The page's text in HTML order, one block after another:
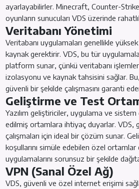
ayarlayabilirler. Minecraft, Counter-
oyunların sunucuları VDS üzerinde
Veritabanı Yönetimi
Veritabanı uygulamaları genellikle
kaynak gerektirir. VDS, bu tür
platform sunar, çünkü veritabanı
izolasyonu ve kaynak tahsisini sağlar. Bu,
güvenli bir şekilde çalışmasını garanti
Geliştirme ve Test
Yazılım geliştiriciler, uygulama ve
edilmiş ortamlara ihtiyaç duyarlar. VDS,
çalışmaları için ideal bir çözüm sunar.
koşullarını simüle edebilen özel
uygulamalarını sorunsuz bir şekilde
VPN (Sanal Özel Ağ)
VDS, güvenli ve özel internet erişimi